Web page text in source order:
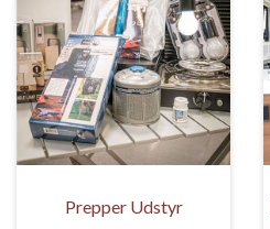
Prepper Udstyr